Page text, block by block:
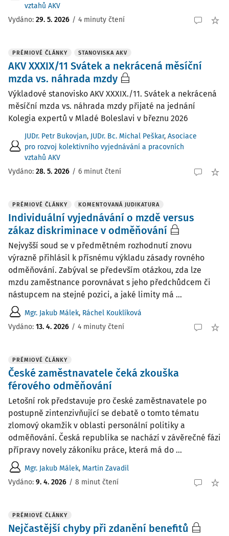
vztahů AKV
Vydáno: 29. 5. 2026 / 4 minuty čtení
PRÉMIOVÉ ČLÁNKY STANOVISKA AKV
AKV XXXIX/11 Svátek a nekrácená měsíční
mzda vs. náhrada mzdy
Výkladové stanovisko AKV XXXIX./11. Svátek a nekrácená
měsíční mzda vs. náhrada mzdy přijaté na jednání
Kolegia expertů v Mladé Boleslavi v březnu 2026
JUDr. Petr Bukovjan, JUDr. Bc. Michal Peškar, Asociace
pro rozvoj kolektivního vyjednávání a pracovních
vztahů AKV
Vydáno: 28. 5. 2026 / 6 minut čtení
PRÉMIOVÉ ČLÁNKY KOMENTOVANÁ JUDIKATURA
Individuální vyjednávání o mzdě versus
zákaz diskriminace v odměňování
Nejvyšší soud se v předmětném rozhodnutí znovu
výrazně přihlásil k přísnému výkladu zásady rovného
odměňování. Zabýval se především otázkou, zda lze
mzdu zaměstnance porovnávat s jeho předchůdcem či
nástupcem na stejné pozici, a jaké limity má ...
Mgr. Jakub Málek, Ráchel Kouklíková
Vydáno: 13. 4. 2026 / 4 minuty čtení
PRÉMIOVÉ ČLÁNKY
České zaměstnavatele čeká zkouška
férového odměňování
Letošní rok představuje pro české zaměstnavatele po
postupně zintenzivňující se debatě o tomto tématu
zlomový okamžik v oblasti personální politiky a
odměňování. Česká republika se nachází v závěrečné fázi
přípravy novely zákoníku práce, která má do ...
Mgr. Jakub Málek, Martin Zavadil
Vydáno: 9. 4. 2026 / 8 minut čtení
PRÉMIOVÉ ČLÁNKY
Nejčastější chyby při zdanění benefitů